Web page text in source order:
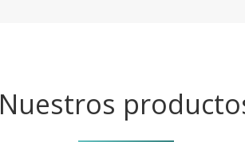
Nuestros